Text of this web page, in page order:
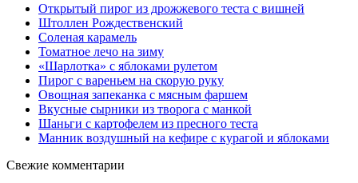
Открытый пирог из дрожжевого теста с вишней
Штоллен Рождественский
Соленая карамель
Томатное лечо на зиму
«Шарлотка» с яблоками рулетом
Пирог с вареньем на скорую руку
Овощная запеканка с мясным фаршем
Вкусные сырники из творога с манкой
Шаньги с картофелем из пресного теста
Манник воздушный на кефире с курагой и яблоками
Свежие комментарии